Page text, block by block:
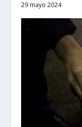
29 mayo 2024